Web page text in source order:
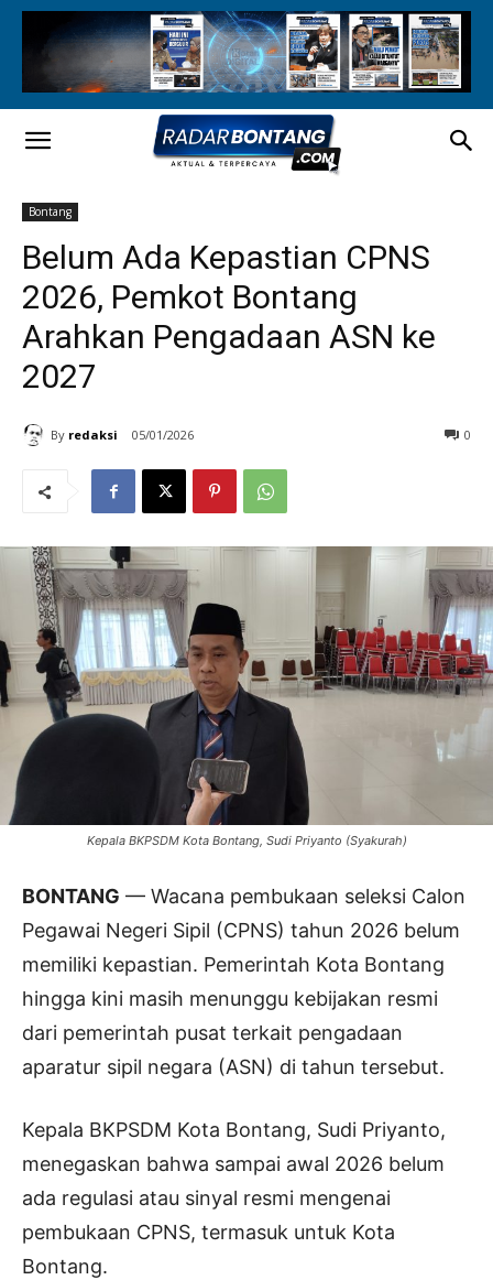
Bontang
Belum Ada Kepastian CPNS
2026, Pemkot Bontang
Arahkan Pengadaan ASN ke
2027
By redaksi 05/01/2026 0
Kepala BKPSDM Kota Bontang, Sudi Priyanto (Syakurah)
BONTANG — Wacana pembukaan seleksi Calon
Pegawai Negeri Sipil (CPNS) tahun 2026 belum
memiliki kepastian. Pemerintah Kota Bontang
hingga kini masih menunggu kebijakan resmi
dari pemerintah pusat terkait pengadaan
aparatur sipil negara (ASN) di tahun tersebut.
Kepala BKPSDM Kota Bontang, Sudi Priyanto,
menegaskan bahwa sampai awal 2026 belum
ada regulasi atau sinyal resmi mengenai
pembukaan CPNS, termasuk untuk Kota
Bontang.